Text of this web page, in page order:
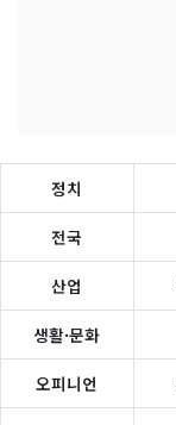
정치
전국
산업
생활·문화
오피니언